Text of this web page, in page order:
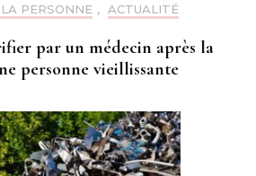
PERSONNE , ACTUALITÉ
par un médecin après la
personne vieillissante